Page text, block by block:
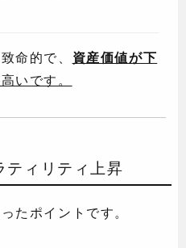
命的で、 資産価値が下
いです。
ィリティ上昇
たポイントです。